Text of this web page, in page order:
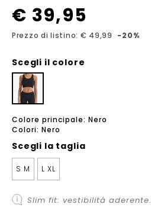
€ 39,95
Prezzo di listino: € 49,99 -20%
Scegli il colore
Colore principale: Nero
Colori: Nero
Scegli la taglia
S M L XL
Slim fit: vestibilità aderente.